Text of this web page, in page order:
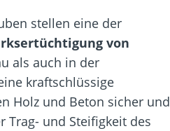
stellen eine der
von
als auch in der
kraftschlüssige
Holz und Beton sicher und
Trag- und Steifigkeit des